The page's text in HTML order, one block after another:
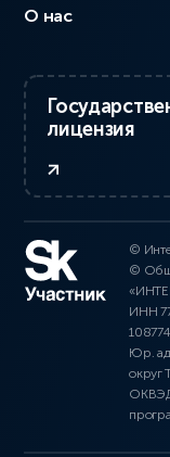
О нас
лицензия
©
©
ИНН
Юр.
округ
ОКВЭД